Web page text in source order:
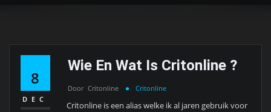
8
DEC
Wie En Wat Is Critonline ?
Door Critonline Critonline
Critonline is een alias welke ik al jaren gebruik voor